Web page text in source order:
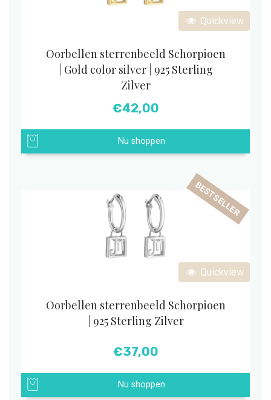
Quickview
Oorbellen sterrenbeeld Schorpioen
| Gold color silver | 925 Sterling
Zilver
€42,00
Nu shoppen
Quickview
BESTSELLER
Oorbellen sterrenbeeld Schorpioen
| 925 Sterling Zilver
€37,00
Nu shoppen